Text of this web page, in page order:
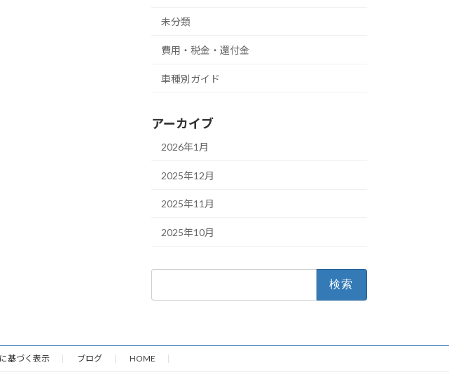
未分類
費用・税金・還付金
車種別ガイド
アーカイブ
2026年1月
2025年12月
2025年11月
2025年10月
基づく表示 ブログ HOME